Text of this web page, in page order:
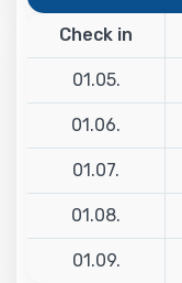
Check in
01.05.
01.06.
01.07.
01.08.
01.09.